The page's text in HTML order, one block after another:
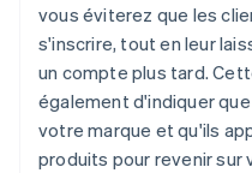
vous éviterez que les
s'inscrire, tout en leur
un compte plus tard.
également d'indiquer
votre marque et qu'ils
produits pour revenir sur